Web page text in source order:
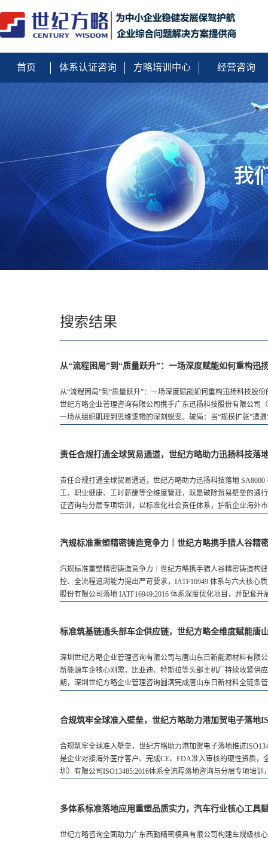
首页 体系认证咨询 方略培训中心 经营咨询
搜索结果
从“流程困局”到“质量跃升”：一场深度赋能如何重构迅
从“流程困局”到“质量跃升”：一场深度赋能如何重构迅扬科技股
世纪方略企业管理咨询有限公司携手广东迅扬科技股份有限公司
一场从组织肌理到思维逻辑的深刻蜕变。破局：当“规模扩张”遭
责任合规打通全球贸易通道，世纪方略助力迅扬科技落
责任合规打通全球贸易通道，世纪方略助力迅扬科技落地
工、职业健康、工时薪酬等全维度管理，既是破除贸易壁垒的通
证咨询与分层专项培训，以标准化社会责任体系，护航企业海外
汽规标准重塑精密铸造竞争力｜世纪方略携手猎人谷精
汽规标准重塑精密铸造竞争力｜世纪方略携手猎人谷精密铸造构
控、全流程追溯能力提出严苛要求，IATF16949 体系与六大核心
股份有限公司落地 IATF16949:2016 体系深度优化项目，并配套
标准筑基链通头部车企供应链，世纪方略全维度赋能唐
深圳世纪方略企业管理咨询有限公司与唐山东日新能源材料有限
新能源车企核心刚需，比亚迪、特斯拉等头部主机厂持续收紧供
期，深圳世纪方略企业管理咨询圆满完成唐山东日新材料全链条
合规筑牢全球准入壁垒，世纪方略助力港加贺电子落地
合规筑牢全球准入壁垒，世纪方略助力港加贺电子落地推进
是企业对接海外医疗客户、完成CE、FDA准入审核的硬性资质
圳）有限公司ISO13485:2016体系全流程落地咨询与分层专项培
多体系标准落地应用重塑品质实力，汽车行业核心工具
世纪方略咨询全面助力广东西勤精密模具有限公司构建车规级核心